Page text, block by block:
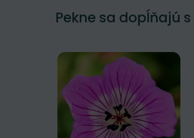
Pekne sa dopĺňajú s